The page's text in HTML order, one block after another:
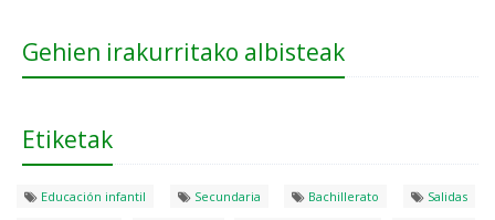
Gehien irakurritako albisteak
Etiketak
Educación infantil Secundaria Bachillerato
Salidas